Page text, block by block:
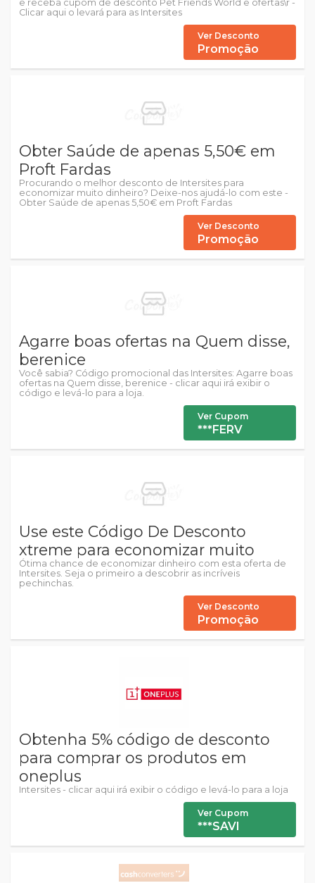
e receba cupom de desconto Pet Friends World e ofertas\r -
Clicar aqui o levará para as Intersites
Ver Desconto
Promoção
Obter Saúde de apenas 5,50€ em
Proft Fardas
Procurando o melhor desconto de Intersites para
economizar muito dinheiro? Deixe-nos ajudá-lo com este -
Obter Saúde de apenas 5,50€ em Proft Fardas
Ver Desconto
Promoção
Agarre boas ofertas na Quem disse,
berenice
Você sabia? Código promocional das Intersites: Agarre boas
ofertas na Quem disse, berenice - clicar aqui irá exibir o
código e levá-lo para a loja.
Ver Cupom
***FERV
Use este Código De Desconto
xtreme para economizar muito
Ótima chance de economizar dinheiro com esta oferta de
Intersites. Seja o primeiro a descobrir as incríveis
pechinchas.
Ver Desconto
Promoção
Obtenha 5% código de desconto
para comprar os produtos em
oneplus
Intersites - clicar aqui irá exibir o código e levá-lo para a loja
Ver Cupom
***SAVI